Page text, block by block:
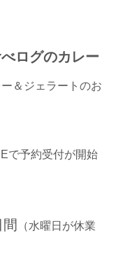
ログのカレー
＆ジェラートのお
で予約受付が開始
（水曜日が休業